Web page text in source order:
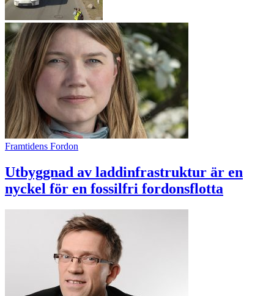
Framtidens Fordon
Utbyggnad av laddinfrastruktur är en
nyckel för en fossilfri fordonsflotta